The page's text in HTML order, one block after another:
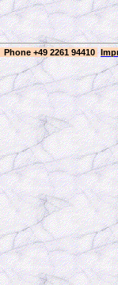
Phone +49 2261 94410